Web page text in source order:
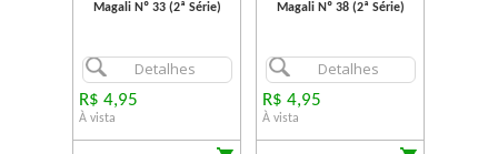
Magali Nº 33 (2ª Série)
Detalhes
R$ 4,95
À vista
Magali Nº 38 (2ª Série)
Detalhes
R$ 4,95
À vista